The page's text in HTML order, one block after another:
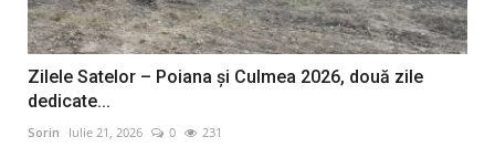
Zilele Satelor – Poiana și Culmea 2026, două zile
dedicate...
Sorin Iulie 21, 2026 0 231